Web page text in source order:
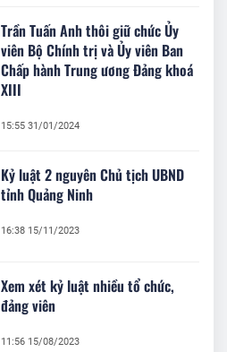
Trần Tuấn Anh thôi giữ chức Ủy
viên Bộ Chính trị và Ủy viên Ban
Chấp hành Trung ương Đảng khoá
XIII
15:55 31/01/2024
Kỷ luật 2 nguyên Chủ tịch UBND
tỉnh Quảng Ninh
16:38 15/11/2023
Xem xét kỷ luật nhiều tổ chức,
đảng viên
11:56 15/08/2023